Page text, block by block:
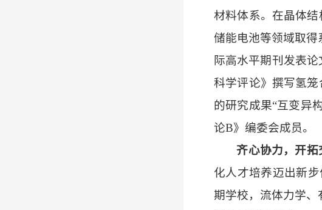
材料体系。在晶体
储能电池等领域取
际高水平期刊发表
科学评论》撰写氢
的研究成果“互变异
论B》编委会成员。
齐心协力，开拓
化人才培养迈出新
期学校，流体力学